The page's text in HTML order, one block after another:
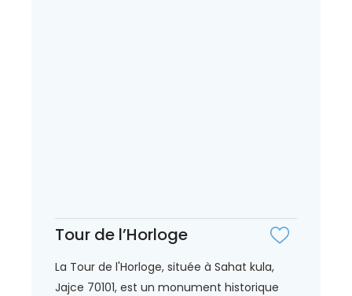
Tour de l’Horloge
La Tour de l'Horloge, située à Sahat kula,
Jajce 70101, est un monument historique